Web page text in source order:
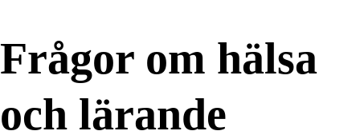
Frågor om hälsa
och lärande